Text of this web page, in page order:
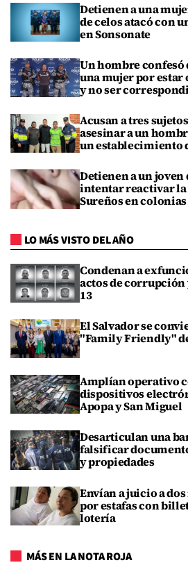
Detienen a una
de celos atacó con
en Sonsonate
Un hombre confesó
una mujer por estar
y no ser
Acusan a tres
asesinar a un
un establecimiento
Detienen a un
intentar reactivar
Sureños en colonias
LO MÁS VISTO DEL AÑO
Condenan a
actos de corrupción
13
El Salvador se
"Family Friendly"
Amplían operativo
dispositivos
Apopa y San Miguel
Desarticulan una
falsificar
y propiedades
Envían a juicio a
por estafas con
lotería
MÁS EN LA NOTA ROJA